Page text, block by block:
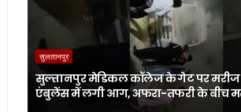
सुलतानपुर
सुल्तानपुर मेडिकल कॉलेज के गेट पर
एंबुलेंस में लगी आग, अफरा-तफरी के बीच